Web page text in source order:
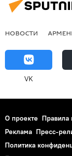
НОВОСТИ
VK
О проекте Правила
Реклама Пресс-
Политика